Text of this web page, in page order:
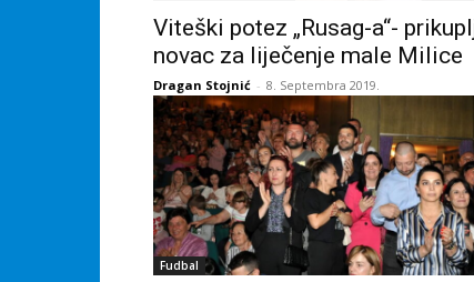
Viteški potez „Rusag-a“-
novac za liječenje male Milice
Dragan Stojnić - 8. Septembra 2019.
Fudbal